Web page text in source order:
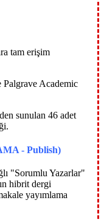
tam erişim
Palgrave Academic
sunulan 46 adet
- Publish)
"Sorumlu Yazarlar"
hibrit dergi
yayımlama